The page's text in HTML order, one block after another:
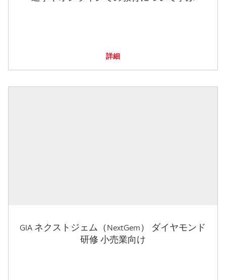
詳細
GIA ネクストジェム（NextGem） ダイヤモンド
研修 小売業向け